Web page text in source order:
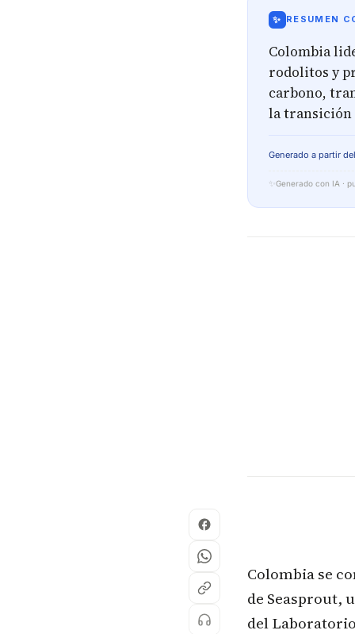
✨ RESUMEN
Colombia
rodolitos y
carbono,
la
Generado a partir
✨ Generado con IA ·
Colombia se
de Seasprout,
del